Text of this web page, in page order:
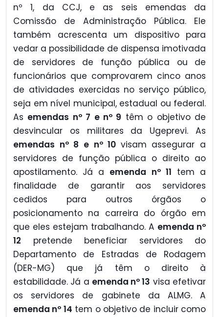
nº 1, da CCJ, e as seis emendas da
Comissão de Administração Pública. Ele
também acrescenta um dispositivo para
vedar a possibilidade de dispensa imotivada
de servidores de função pública ou de
funcionários que comprovarem cinco anos
de atividades exercidas no serviço público,
seja em nível municipal, estadual ou federal.
As emendas nº 7 e nº 9 têm o objetivo de
desvincular os militares da Ugeprevi. As
emendas nº 8 e nº 10 visam assegurar a
servidores de função pública o direito ao
apostilamento. Já a emenda nº 11 tem a
finalidade de garantir aos servidores
cedidos para outros órgãos o
posicionamento na carreira do órgão em
que eles estejam trabalhando. A emenda nº
12 pretende beneficiar servidores do
Departamento de Estradas de Rodagem
(DER-MG) que já têm o direito à
estabilidade. Já a emenda nº 13 visa efetivar
os servidores de gabinete da ALMG. A
emenda nº 14 tem o objetivo de incluir como